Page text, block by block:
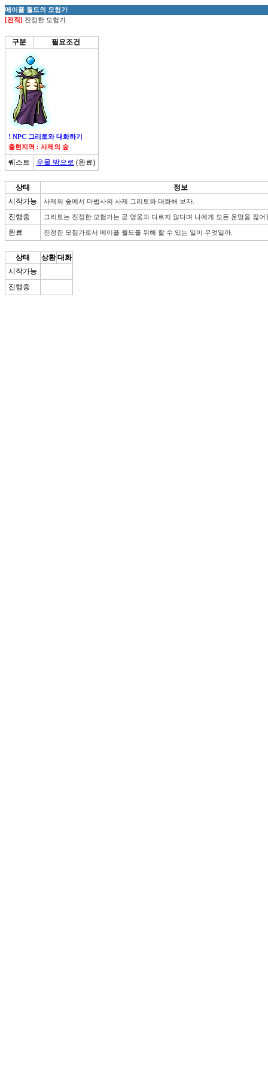
메이플 월드의 모험가
[전직] 진정한 모험가
구분 필요조건
! NPC 그리토와 대화하기
출현지역 : 사제의 숲
퀘스트 우물 밖으로 (완료)
상태
정보
시작가능
사제의 숲에서 마법사의 사제 그리토와 대화해 보자.
진행중 그리토는 진정한 모험가는 곧 영웅과 다르지 않다며 나에게 모든 운명을 짊어
완료 진정한 모험가로서 메이플 월드를 위해 할 수 있는 일이 무엇일까.
상태 상황 대화
시작가능
진행중